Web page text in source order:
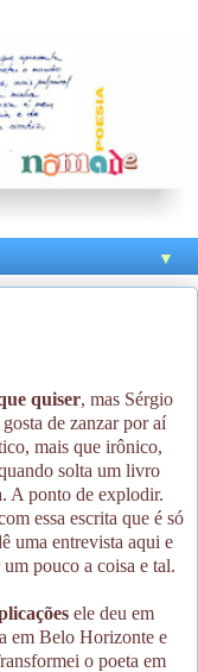
▼
quiser, mas Sérgio
de zanzar por aí
mais que irônico,
solta um livro
A ponto de explodir.
essa escrita que é só
uma entrevista aqui e
pouco a coisa e tal.
ele deu em
em Belo Horizonte e
o poeta em